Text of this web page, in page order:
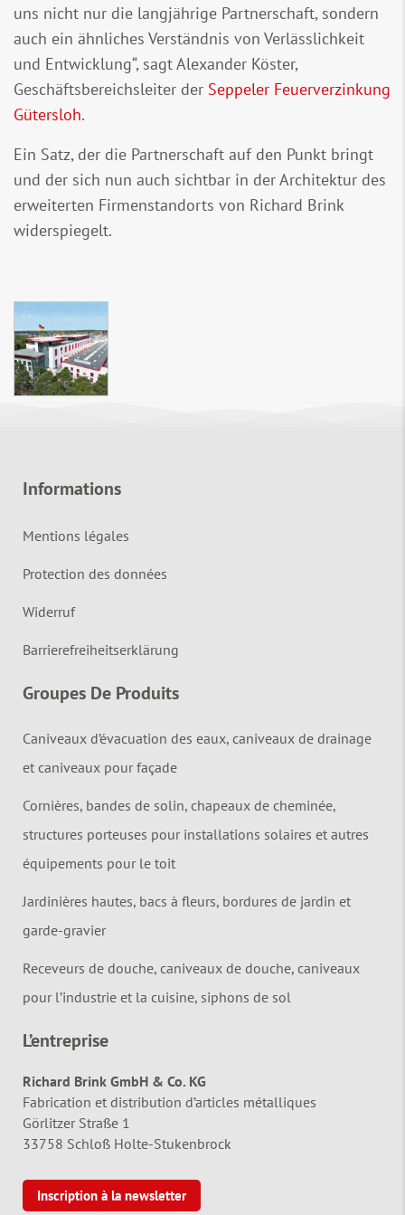
uns nicht nur die langjährige Partnerschaft, sondern
auch ein ähnliches Verständnis von Verlässlichkeit
und Entwicklung“, sagt Alexander Köster,
Geschäftsbereichsleiter der Seppeler Feuerverzinkung
Gütersloh.
Ein Satz, der die Partnerschaft auf den Punkt bringt
und der sich nun auch sichtbar in der Architektur des
erweiterten Firmenstandorts von Richard Brink
widerspiegelt.
Informations
Mentions légales
Protection des données
Widerruf
Barrierefreiheitserklärung
Groupes De Produits
Caniveaux d’évacuation des eaux, caniveaux de drainage
et caniveaux pour façade
Cornières, bandes de solin, chapeaux de cheminée,
structures porteuses pour installations solaires et autres
équipements pour le toit
Jardinières hautes, bacs à fleurs, bordures de jardin et
garde-gravier
Receveurs de douche, caniveaux de douche, caniveaux
pour l’industrie et la cuisine, siphons de sol
L’entreprise
Richard Brink GmbH & Co. KG
Fabrication et distribution d’articles métalliques
Görlitzer Straße 1
33758 Schloß Holte-Stukenbrock
Inscription à la newsletter